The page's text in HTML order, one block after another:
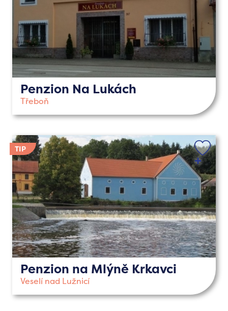
Penzion Na Lukách
Třeboň
Penzion na Mlýně Krkavci
Veselí nad Lužnicí